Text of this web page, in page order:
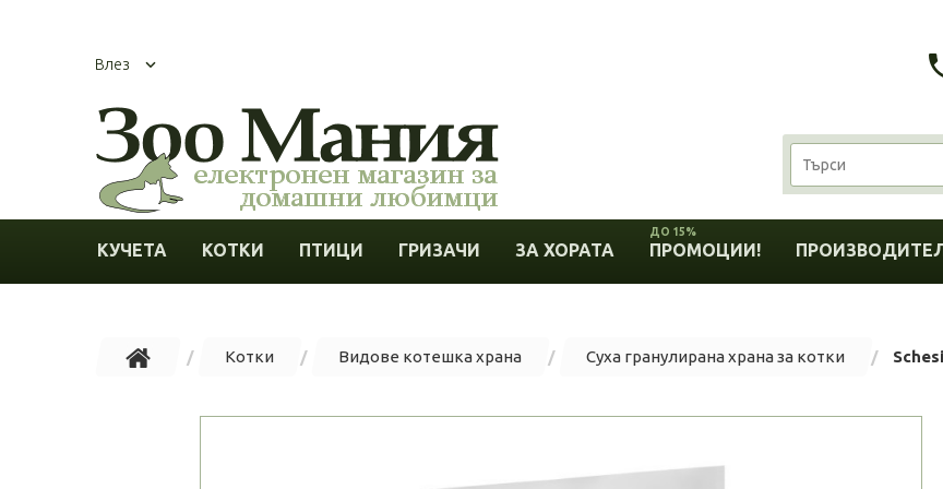
Влез
КУЧЕТА КОТКИ ПТИЦИ ГРИЗАЧИ ЗА ХОРАТА ПРОМОЦИИ!
ДО 15%
Котки Видове котешка храна Суха гранулирана храна за котки